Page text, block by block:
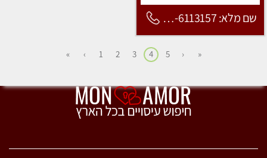
שם מלא: 053-6113157
«
‹
5
4
3
2
1
›
»